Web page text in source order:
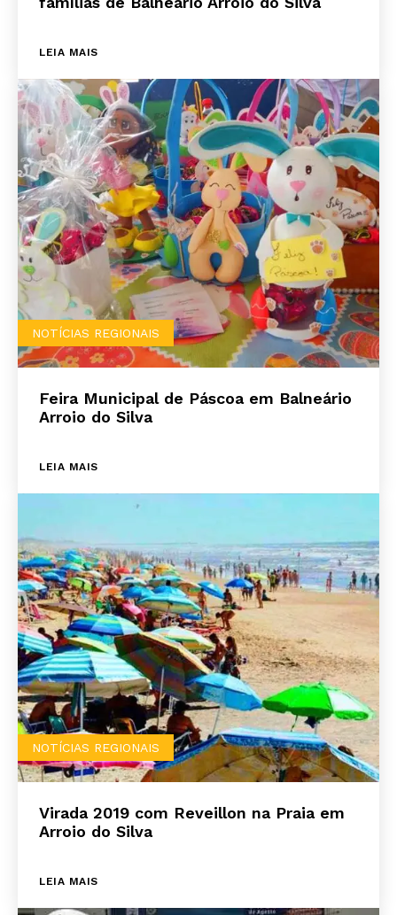
LEIA MAIS
NOTÍCIAS REGIONAIS
Feira Municipal de Páscoa em Balneário
Arroio do Silva
LEIA MAIS
NOTÍCIAS REGIONAIS
Virada 2019 com Reveillon na Praia em
Arroio do Silva
LEIA MAIS